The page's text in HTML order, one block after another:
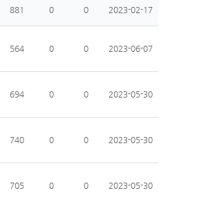
881 0 0 2023-02-17
564 0 0 2023-06-07
694 0 0 2023-05-30
740 0 0 2023-05-30
705 0 0 2023-05-30